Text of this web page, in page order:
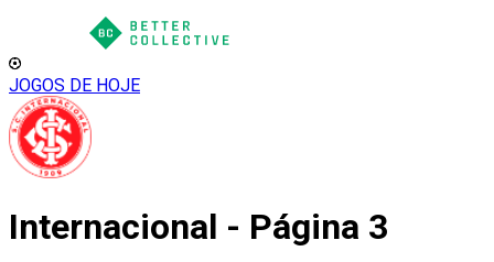
JOGOS DE HOJE
Internacional - Página 3